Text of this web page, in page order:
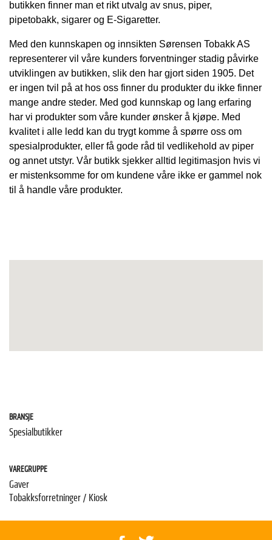
butikken finner man et rikt utvalg av snus, piper,
pipetobakk, sigarer og E-Sigaretter.
Med den kunnskapen og innsikten Sørensen Tobakk AS
representerer vil våre kunders forventninger stadig påvirke
utviklingen av butikken, slik den har gjort siden 1905. Det
er ingen tvil på at hos oss finner du produkter du ikke finner
mange andre steder. Med god kunnskap og lang erfaring
har vi produkter som våre kunder ønsker å kjøpe. Med
kvalitet i alle ledd kan du trygt komme å spørre oss om
spesialprodukter, eller få gode råd til vedlikehold av piper
og annet utstyr. Vår butikk sjekker alltid legitimasjon hvis vi
er mistenksomme for om kundene våre ikke er gammel nok
til å handle våre produkter.
BRANSJE
Spesialbutikker
VAREGRUPPE
Gaver
Tobakksforretninger / Kiosk